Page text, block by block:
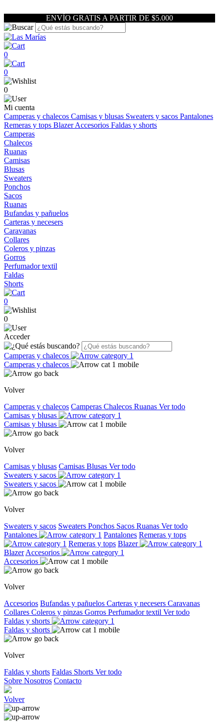
ENVÍO GRATIS A PARTIR DE $5.000
0
0
0
Mi cuenta
Camperas y chalecos Camisas y blusas Sweaters y sacos Pantalones
Remeras y tops BlazerAccesorios Faldas y shorts
Camperas
Chalecos
Ruanas
Camisas
Blusas
Sweaters
Ponchos
Sacos
Ruanas
Bufandas y pañuelos
Carteras y necesers
Caravanas
Collares
Coleros y pinzas
Gorros
Perfumador textil
Faldas
Shorts
0
0
Acceder
Camperas y chalecos
Camperas y chalecos
Volver
Camperas y chalecos Camperas Chalecos Ruanas Ver todo
Camisas y blusas
Camisas y blusas
Volver
Camisas y blusas Camisas Blusas Ver todo
Sweaters y sacos
Sweaters y sacos
Volver
Sweaters y sacos Sweaters Ponchos Sacos Ruanas Ver todo
Pantalones
Pantalones Remeras y tops
Remeras y tops Blazer
Blazer Accesorios
Accesorios
Volver
Accesorios Bufandas y pañuelos Carteras y necesers Caravanas
Collares Coleros y pinzas Gorros Perfumador textil Ver todo
Faldas y shorts
Faldas y shorts
Volver
Faldas y shorts Faldas Shorts Ver todo
Sobre Nosotros Contacto
Volver